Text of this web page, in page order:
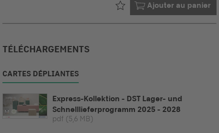
Ajouter au panier
Déjà dans votre
TÉLÉCHARGEMENTS
CARTES DÉPLIANTES
Express-Kollektion - DST Lager- und
Schnelllieferprogramm 2025 - 2028
pdf (5,6 MB)